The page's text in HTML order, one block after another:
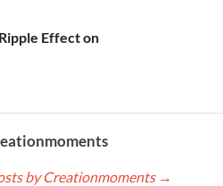
Effect on
by Creationmoments →